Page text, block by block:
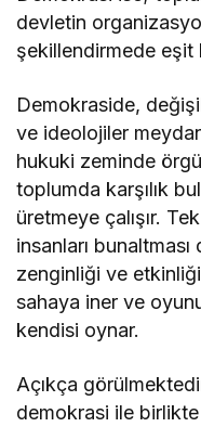
devletin
şekillendirmede eşit
Demokraside,
ve ideolojiler
hukuki zeminde
toplumda karşılık
üretmeye çalışır.
insanları
zenginliği ve
sahaya iner ve
kendisi oynar.
Açıkça
demokrasi ile